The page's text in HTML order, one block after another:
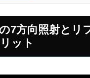
7方向照射とリ
ット